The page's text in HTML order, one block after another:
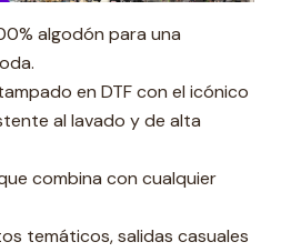
algodón para una
en DTF con el icónico
al lavado y de alta
combina con cualquier
temáticos, salidas casuales